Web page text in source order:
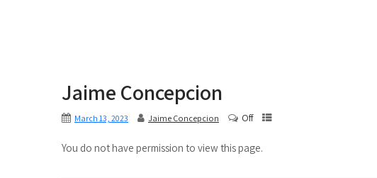
Jaime Concepcion
March 13, 2023 Jaime Concepcion Off
You do not have permission to view this page.